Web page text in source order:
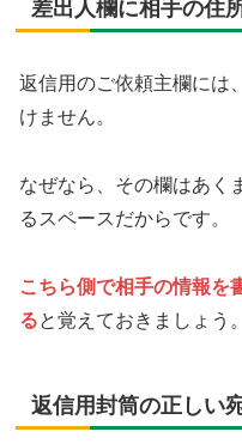
差出人欄に相手の住
返信用のご依頼主欄には
けません。
なぜなら、その欄はあく
るスペースだからです。
こちら側で相手の情報を
ると覚えておきましょう。
返信用封筒の正しい